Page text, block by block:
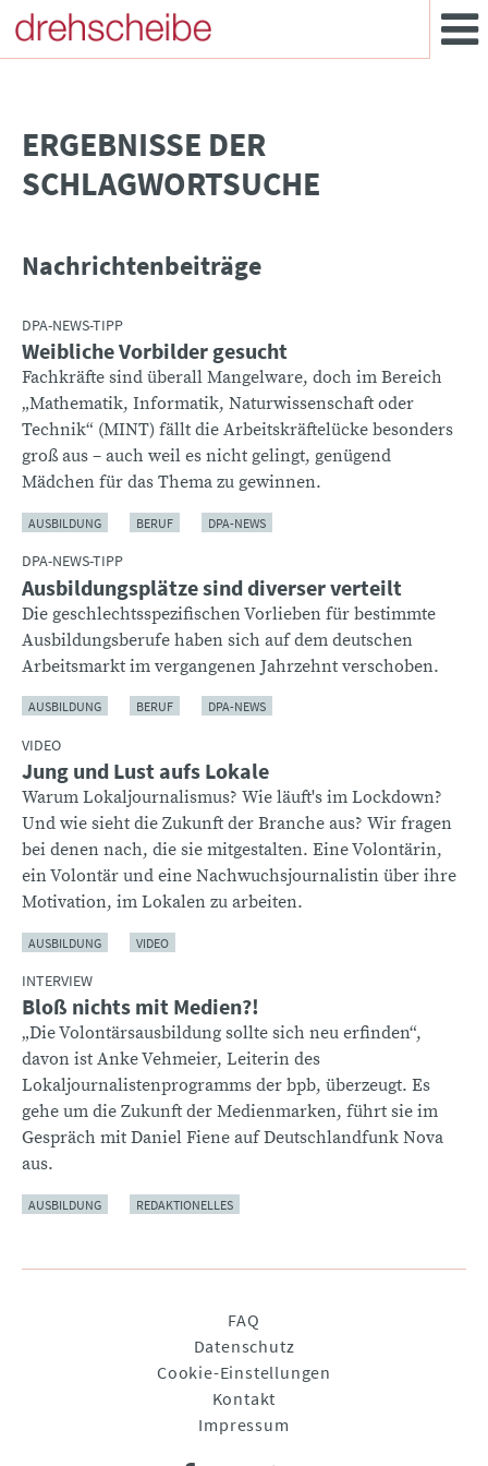
­ERGEBNISSE DER
SCHLAGWORTSUCHE
Nachrichtenbeiträge
DPA-NEWS-TIPP
Weibliche Vorbilder gesucht
Fachkräfte sind überall Mangelware, doch im Bereich
„Mathematik, Informatik, Naturwissenschaft oder
Technik“ (MINT) fällt die Arbeitskräftelücke besonders
groß aus – auch weil es nicht gelingt, genügend
Mädchen für das Thema zu gewinnen.
AUSBILDUNG BERUF DPA-NEWS
DPA-NEWS-TIPP
Ausbildungsplätze sind diverser verteilt
Die geschlechtsspezifischen Vorlieben für bestimmte
Ausbildungsberufe haben sich auf dem deutschen
Arbeitsmarkt im vergangenen Jahrzehnt verschoben.
AUSBILDUNG BERUF DPA-NEWS
VIDEO
Jung und Lust aufs Lokale
Warum Lokaljournalismus? Wie läuft's im Lockdown?
Und wie sieht die Zukunft der Branche aus? Wir fragen
bei denen nach, die sie mitgestalten. Eine Volontärin,
ein Volontär und eine Nachwuchsjournalistin über ihre
Motivation, im Lokalen zu arbeiten.
AUSBILDUNG VIDEO
INTERVIEW
Bloß nichts mit Medien?!
„Die Volontärsausbildung sollte sich neu erfinden“,
davon ist Anke Vehmeier, Leiterin des
Lokaljournalistenprogramms der bpb, überzeugt. Es
gehe um die Zukunft der Medienmarken, führt sie im
Gespräch mit Daniel Fiene auf Deutschlandfunk Nova
aus.
AUSBILDUNG REDAKTIONELLES
FAQ
Datenschutz
Cookie-Einstellungen
Kontakt
Impressum